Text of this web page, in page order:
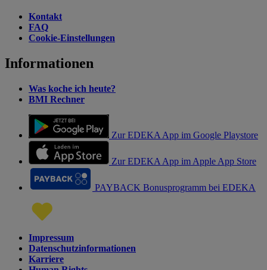
Kontakt
FAQ
Cookie-Einstellungen
Informationen
Was koche ich heute?
BMI Rechner
Zur EDEKA App im Google Playstore
Zur EDEKA App im Apple App Store
PAYBACK Bonusprogramm bei EDEKA
Impressum
Datenschutzinformationen
Karriere